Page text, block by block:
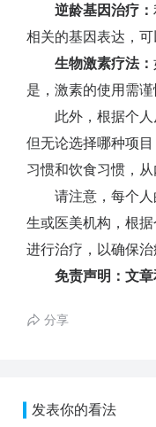
逆龄基因治疗：
相关的基因表达，
生物激素疗法：
是，激素的使用需
此外，根据个人
但无论选择哪种项
习惯和饮食习惯，从
请注意，每个人
生或医美机构，根
进行治疗，以确保治
免责声明：文
分享
发表你的看法